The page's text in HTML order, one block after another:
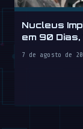
Nucleus
em 90
7 de agosto de